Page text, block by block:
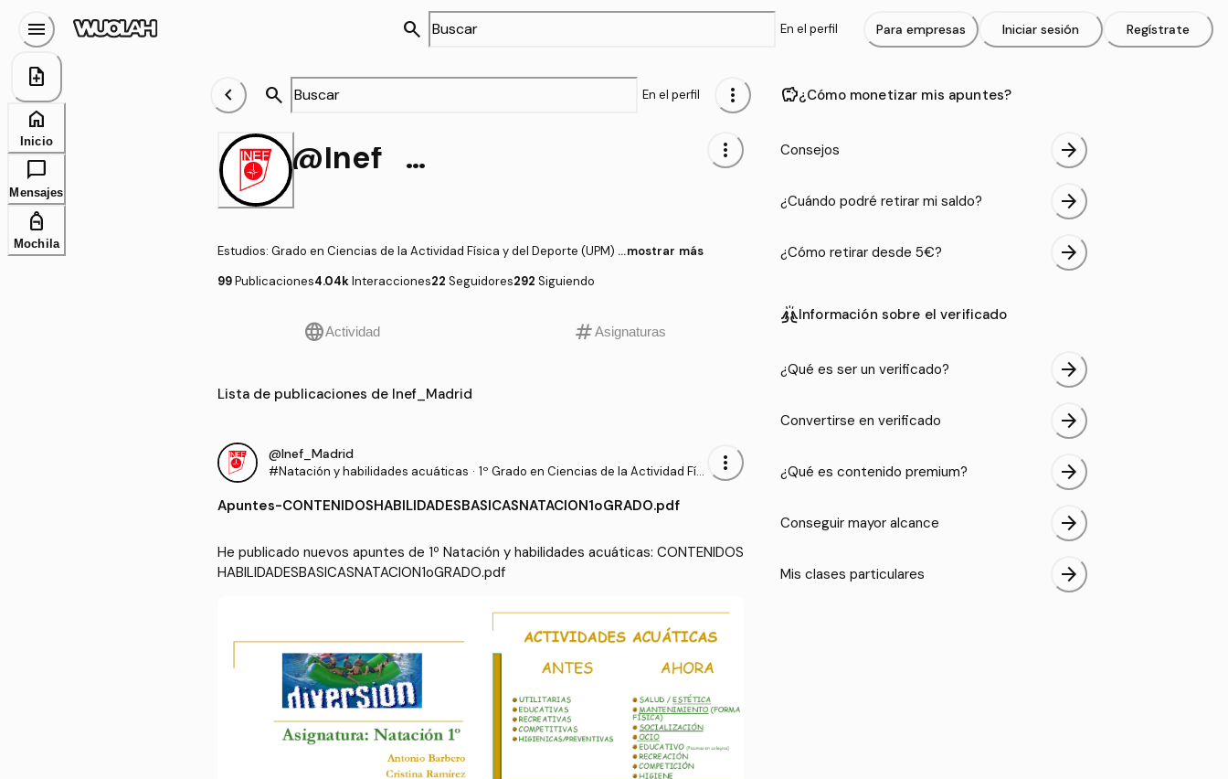
chevron_left search En el perfil more_vert
@Inef_Madrid more_vert
Estudios: Grado en Ciencias de la Actividad Física y del Deporte (UPM) ...mostrar más
99Publicaciones4.04kInteracciones22 Seguidores292 Siguiendo
languageActividad tagAsignaturas
Lista de publicaciones de Inef_Madrid
@Inef_Madrid
#Natación y habilidades acuáticas · 1º Grado en Ciencias de la Actividad Físi
more_vert
Apuntes-CONTENIDOSHABILIDADESBASICASNATACION1oGRADO.pdf
He publicado nuevos apuntes de 1º Natación y habilidades acuáticas: CONTENIDOS
HABILIDADESBASICASNATACION1oGRADO.pdf
savings¿Cómo monetizar mis apuntes?
Consejos arrow_forward
¿Cuándo podré retirar mi saldo? arrow_forward
¿Cómo retirar desde 5€? arrow_forward
cheerInformación sobre el verificado
¿Qué es ser un verificado? arrow_forward
Convertirse en verificado arrow_forward
¿Qué es contenido premium? arrow_forward
Conseguir mayor alcance arrow_forward
Mis clases particulares arrow_forward
search En el perfil Para empresas Iniciar sesión Regístrate
menu
note_add
home
Inicio
chat_bubble
Mensajes
personal_bag
Mochila